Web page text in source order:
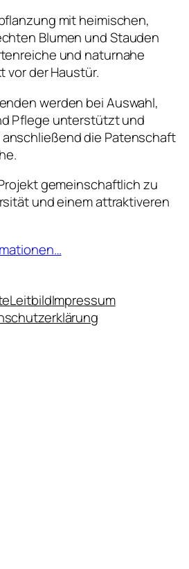
mit heimischen,
Blumen und Stauden
und naturnahe
vor der Haustür.
werden bei Auswahl,
Pflege unterstützt und
die Patenschaft
gemeinschaftlich zu
und einem attraktiveren
LeitbildImpressum